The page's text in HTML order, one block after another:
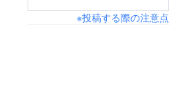
※投稿する際の注意点